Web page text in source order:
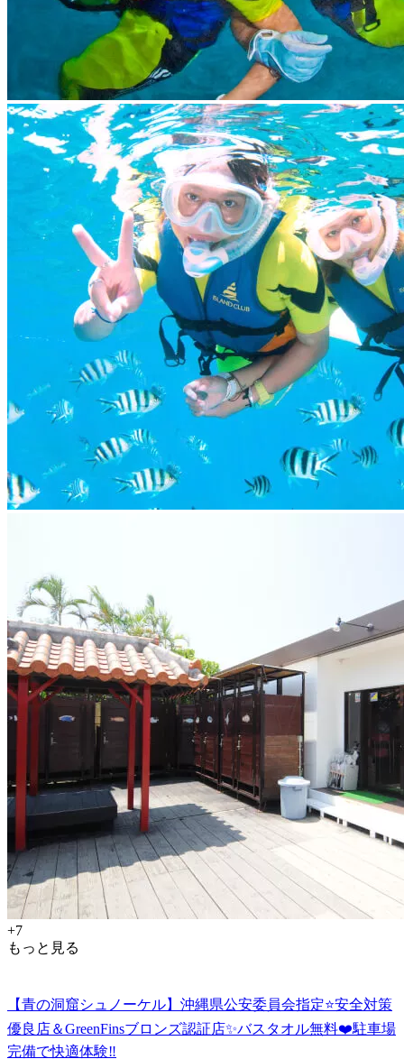
+7
もっと見る
【青の洞窟シュノーケル】沖縄県公安委員会指定⭐️安全対策
優良店＆GreenFinsブロンズ認証店✨バスタオル無料❤️駐車場
完備で快適体験‼️